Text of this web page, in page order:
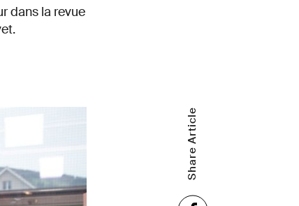
dans la revue
Share Article